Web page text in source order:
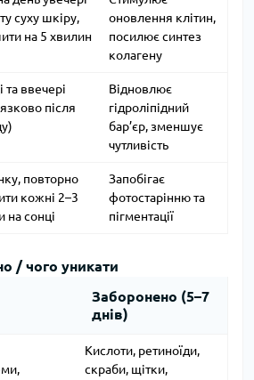
суху шкіру,
на 5 хвилин
оновлення клітин,
посилює синтез
колагену
та ввечері
після
Відновлює
гідроліпідний
бар’єр, зменшує
чутливість
повторно
кожні 2–3
на сонці
Запобігає
фотостарінню та
пігментації
/ чого уникати
Заборонено (5–7
днів)
Кислоти, ретиноїди,
скраби, щітки,